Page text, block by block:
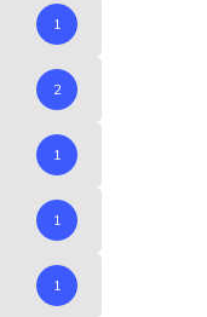
1
2
1
1
1